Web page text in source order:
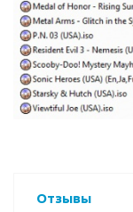
Отзывы